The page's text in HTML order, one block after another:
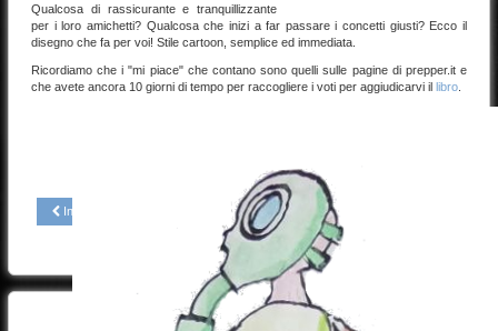
Qualcosa di rassicurante e tranquillizzante
per i loro amichetti? Qualcosa che inizi a far passare i concetti giusti? Ecco il
disegno che fa per voi! Stile cartoon, semplice ed immediata.
Ricordiamo che i "mi piace" che contano sono quelli sulle pagine di prepper.it e
che avete ancora 10 giorni di tempo per raccogliere i voti per aggiudicarvi il libro
Indietro